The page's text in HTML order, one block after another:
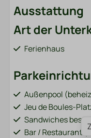
Ausstattung
Art der
Ferienhaus
Außenpool
Jeu de Boules-
Sandwiches
Bar / Restaurant